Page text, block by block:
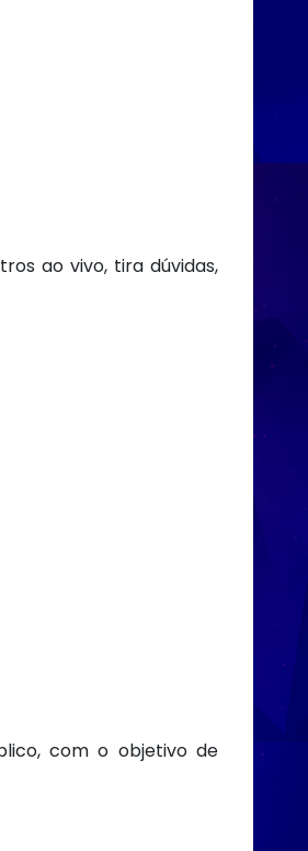
ao vivo, tira dúvidas,
com o objetivo de